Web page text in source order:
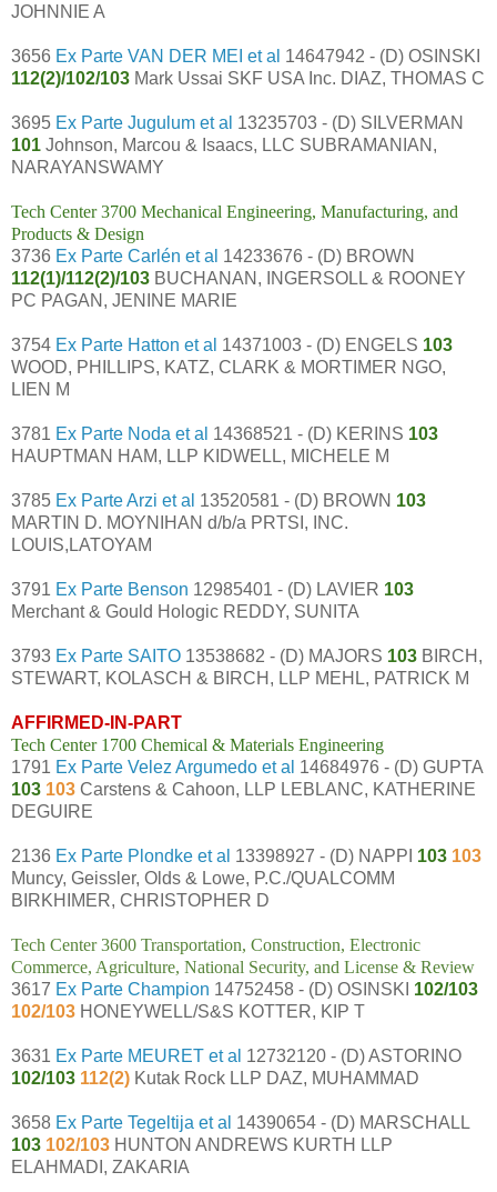
JOHNNIE A
3656 Ex Parte VAN DER MEI et al 14647942 - (D) OSINSKI
112(2)/102/103 Mark Ussai SKF USA Inc. DIAZ, THOMAS C
3695 Ex Parte Jugulum et al 13235703 - (D) SILVERMAN
101 Johnson, Marcou & Isaacs, LLC SUBRAMANIAN,
NARAYANSWAMY
Tech Center 3700 Mechanical Engineering, Manufacturing, and
Products & Design
3736 Ex Parte Carlén et al 14233676 - (D) BROWN
112(1)/112(2)/103 BUCHANAN, INGERSOLL & ROONEY
PC PAGAN, JENINE MARIE
3754 Ex Parte Hatton et al 14371003 - (D) ENGELS 103
WOOD, PHILLIPS, KATZ, CLARK & MORTIMER NGO,
LIEN M
3781 Ex Parte Noda et al 14368521 - (D) KERINS 103
HAUPTMAN HAM, LLP KIDWELL, MICHELE M
3785 Ex Parte Arzi et al 13520581 - (D) BROWN 103
MARTIN D. MOYNIHAN d/b/a PRTSI, INC.
LOUIS,LATOYAM
3791 Ex Parte Benson 12985401 - (D) LAVIER 103
Merchant & Gould Hologic REDDY, SUNITA
3793 Ex Parte SAITO 13538682 - (D) MAJORS 103 BIRCH,
STEWART, KOLASCH & BIRCH, LLP MEHL, PATRICK M
AFFIRMED-IN-PART
Tech Center 1700 Chemical & Materials Engineering
1791 Ex Parte Velez Argumedo et al 14684976 - (D) GUPTA
103 103 Carstens & Cahoon, LLP LEBLANC, KATHERINE
DEGUIRE
2136 Ex Parte Plondke et al 13398927 - (D) NAPPI 103 103
Muncy, Geissler, Olds & Lowe, P.C./QUALCOMM
BIRKHIMER, CHRISTOPHER D
Tech Center 3600 Transportation, Construction, Electronic
Commerce, Agriculture, National Security, and License & Review
3617 Ex Parte Champion 14752458 - (D) OSINSKI 102/103
102/103 HONEYWELL/S&S KOTTER, KIP T
3631 Ex Parte MEURET et al 12732120 - (D) ASTORINO
102/103 112(2) Kutak Rock LLP DAZ, MUHAMMAD
3658 Ex Parte Tegeltija et al 14390654 - (D) MARSCHALL
103 102/103 HUNTON ANDREWS KURTH LLP
ELAHMADI, ZAKARIA